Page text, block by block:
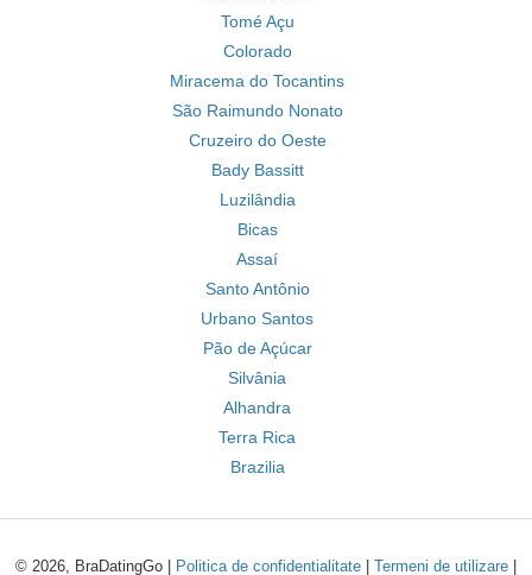
Tomé Açu
Colorado
Miracema do Tocantins
São Raimundo Nonato
Cruzeiro do Oeste
Bady Bassitt
Luzilândia
Bicas
Assaí
Santo Antônio
Urbano Santos
Pão de Açúcar
Silvânia
Alhandra
Terra Rica
Brazilia
© 2026, BraDatingGo | Politica de confidentialitate Termeni de utilizare